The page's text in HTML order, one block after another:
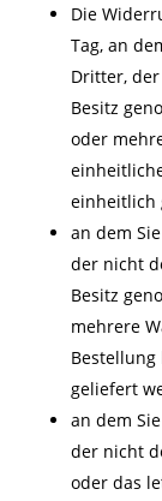
Die
Tag, an
Dritter,
Besitz
oder
einheitlich
an dem
der nicht
Besitz
mehrere
geliefert
an dem
der nicht
oder das